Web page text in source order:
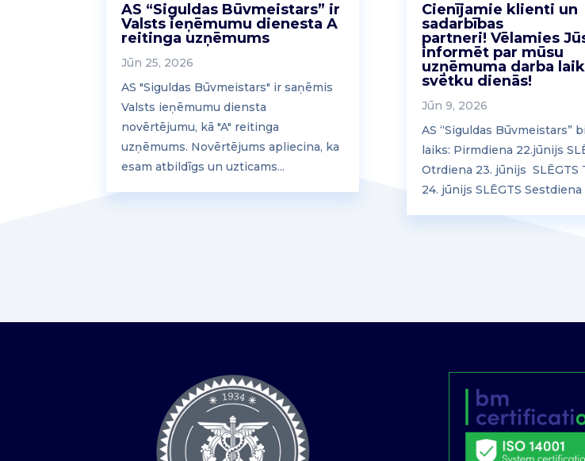
AS “Siguldas Būvmeistars” ir
Valsts ieņēmumu dienesta A
reitinga uzņēmums
Jūn 25, 2026
AS "Siguldas Būvmeistars" ir saņēmis
Valsts ieņēmumu diensta
novērtējumu, kā "A" reitinga
uzņēmums. Novērtējums apliecina, ka
esam atbildīgs un uzticams...
Cienījamie klienti un
sadarbības
partneri! Vēlamies
informēt par mūsu
uzņēmuma darba
svētku dienās!
Jūn 9, 2026
AS “Siguldas Būvmeistars”
laiks: Pirmdiena 22.jūnijs
Otrdiena 23. jūnijs SLĒGTS
24. jūnijs SLĒGTS Sestdiena